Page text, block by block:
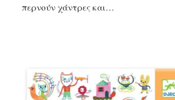
περνούν χάντρες και…